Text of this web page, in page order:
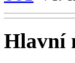
Hlavní